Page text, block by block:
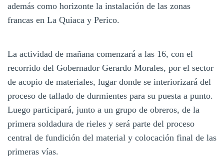
además como horizonte la instalación de las zonas
francas en La Quiaca y Perico.
La actividad de mañana comenzará a las 16, con el
recorrido del Gobernador Gerardo Morales, por el sector
de acopio de materiales, lugar donde se interiorizará del
proceso de tallado de durmientes para su puesta a punto.
Luego participará, junto a un grupo de obreros, de la
primera soldadura de rieles y será parte del proceso
central de fundición del material y colocación final de las
primeras vías.